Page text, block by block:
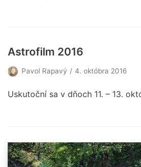
Astrofilm 2016
Pavol Rapavý 4. októbra 2016
Uskutoční sa v dňoch 11. – 13.